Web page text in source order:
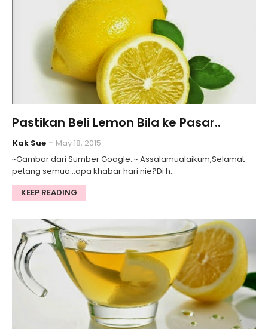
Pastikan Beli Lemon Bila ke Pasar..
Kak Sue
May 18, 2015
~Gambar dari Sumber Google..~ Assalamualaikum,Selamat
petang semua...apa khabar hari nie?Di h…
KEEP READING